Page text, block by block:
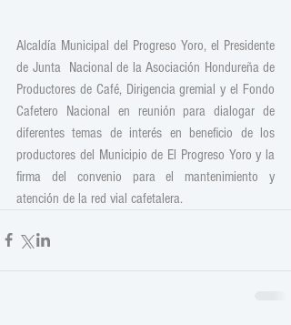
Alcaldía Municipal del Progreso Yoro, el Presidente
de Junta  Nacional de la Asociación Hondureña de
Productores de Café, Dirigencia gremial y el Fondo
Cafetero Nacional en reunión para dialogar de
diferentes temas de interés en beneficio de los
productores del Municipio de El Progreso Yoro y la
firma del convenio para el mantenimiento y
atención de la red vial cafetalera.